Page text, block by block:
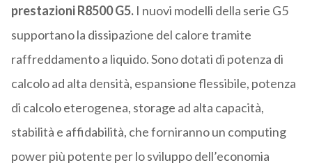
prestazioni R8500 G5.I nuovi modelli della serie G5
supportano la dissipazione del calore tramite
raffreddamento a liquido. Sono dotati di potenza di
calcolo ad alta densità, espansione flessibile, potenza
di calcolo eterogenea, storage ad alta capacità,
stabilità e affidabilità, che forniranno un computing
power più potente per lo sviluppo dell’economia